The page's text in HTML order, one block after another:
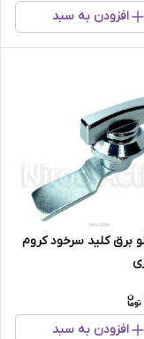
افزودن به سبد
برق کلید سرخود کروم
افزودن به سبد